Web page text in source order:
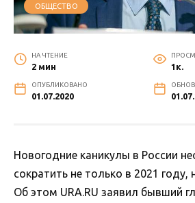
ОБЩЕСТВО
НА ЧТЕНИЕ
2 мин 1к.
ОПУБЛИКОВАНО
01.07.2020
Новогодние каникулы в России
сократить не только в 2021 году,
Об этом URA.RU заявил бывший